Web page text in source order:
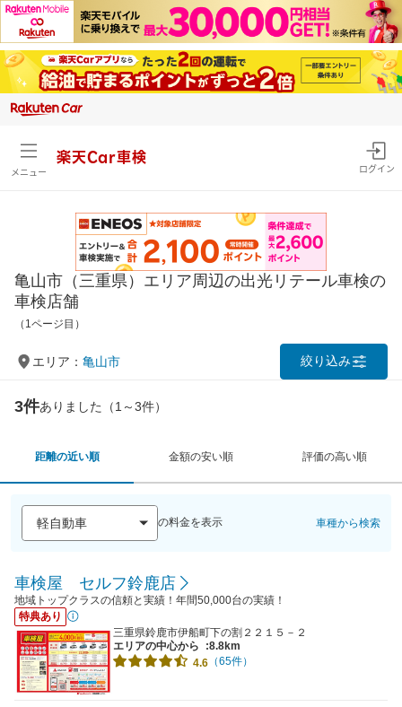
メニュー
楽天Car車検
ログイン
亀山市（三重県）エリア周辺の出光リテール車検の
車検店舗
（1ページ目）
エリア： 亀山市 絞り込み
3件ありました（1～3件）
距離の近い順 金額の安い順 評価の高い順
の料金を表示 車種から検索
車検屋 セルフ鈴鹿店
地域トップクラスの信頼と実績！年間50,000台の実績！
特典あり
三重県鈴鹿市伊船町下の割２２１５－２
エリアの中心から
:8.8km
4.6 （65件）